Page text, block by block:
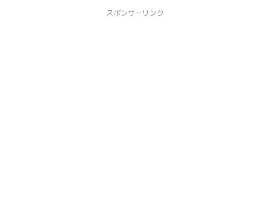
スポンサーリンク